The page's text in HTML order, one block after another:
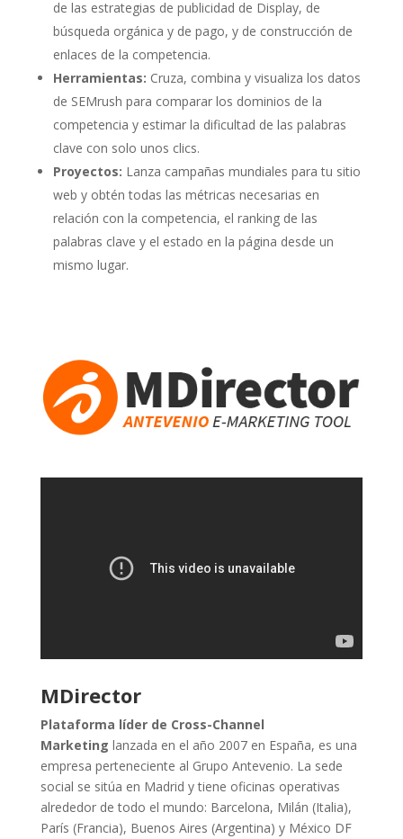
de las estrategias de publicidad de Display, de
búsqueda orgánica y de pago, y de construcción de
enlaces de la competencia.
Herramientas: Cruza, combina y visualiza los datos
de SEMrush para comparar los dominios de la
competencia y estimar la dificultad de las palabras
clave con solo unos clics.
Proyectos: Lanza campañas mundiales para tu sitio
web y obtén todas las métricas necesarias en
relación con la competencia, el ranking de las
palabras clave y el estado en la página desde un
mismo lugar.
MDirector
Plataforma líder de Cross-Channel
Marketing lanzada en el año 2007 en España, es una
empresa perteneciente al Grupo Antevenio. La sede
social se sitúa en Madrid y tiene oficinas operativas
alrededor de todo el mundo: Barcelona, Milán (Italia),
París (Francia), Buenos Aires (Argentina) y México DF